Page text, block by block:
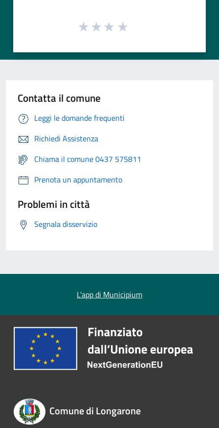
Contatta il comune
Leggi le domande frequenti
Richiedi Assistenza
Chiama il comune 0437 575811
Prenota un appuntamento
Problemi in città
Segnala disservizio
L'app di Municipium
Comune di Longarone